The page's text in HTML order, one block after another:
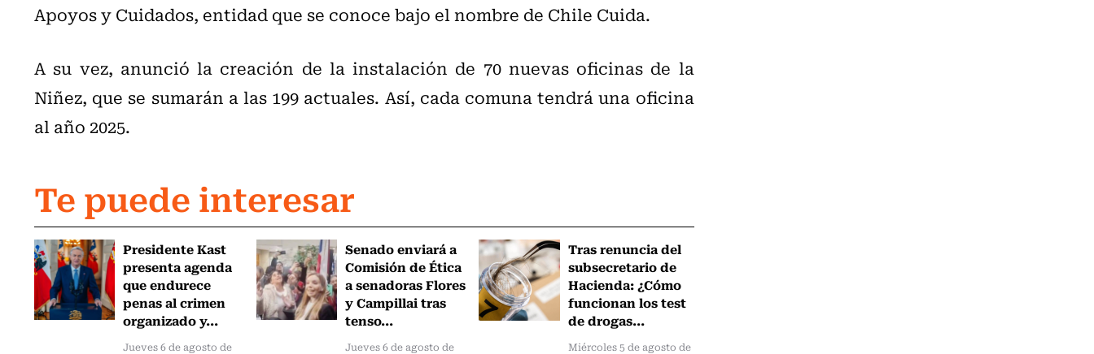
Apoyos y Cuidados, entidad que se conoce bajo el nombre de Chile Cuida.
A su vez, anunció la creación de la instalación de 70 nuevas oficinas de la
Niñez, que se sumarán a las 199 actuales. Así, cada comuna tendrá una oficina
al año 2025.
Te puede interesar
Presidente Kast
presenta agenda
que endurece
penas al crimen
organizado y...
Jueves 6 de agosto de
Senado enviará a
Comisión de Ética
a senadoras Flores
y Campillai tras
tenso...
Jueves 6 de agosto de
Tras renuncia del
subsecretario de
Hacienda: ¿Cómo
funcionan los test
de drogas...
Miércoles 5 de agosto de